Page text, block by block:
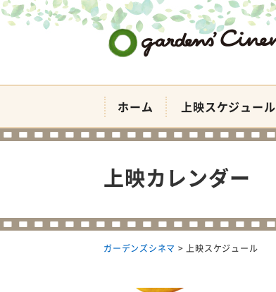
ホーム 上映スケジュール
上映カレンダー
ガーデンズシネマ >上映スケジュール